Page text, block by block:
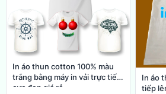
In áo thun cotton 100% màu
trắng bằng máy in vải trực tiếp
cực đẹp giá rẻ
In áo
tiếp